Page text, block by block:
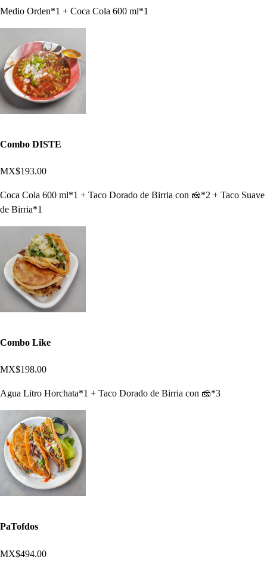
Medio Orden*1 + Coca Cola 600 ml*1
Combo DISTE
MX$193.00
Coca Cola 600 ml*1 + Taco Dorado de Birria con 🧀*2 + Taco Suave
de Birria*1
Combo Like
MX$198.00
Agua Litro Horchata*1 + Taco Dorado de Birria con 🧀*3
PaTofdos
MX$494.00